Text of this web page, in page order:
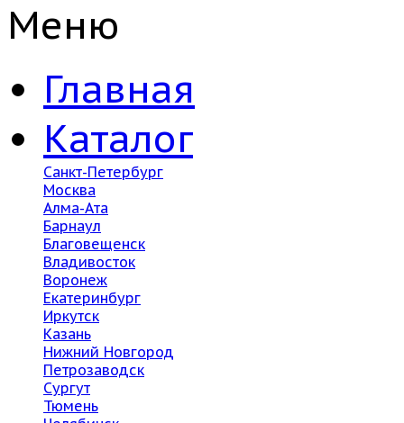
Меню
Главная
Каталог
Санкт-Петербург
Москва
Алма-Ата
Барнаул
Благовещенск
Владивосток
Воронеж
Екатеринбург
Иркутск
Казань
Нижний Новгород
Петрозаводск
Сургут
Тюмень